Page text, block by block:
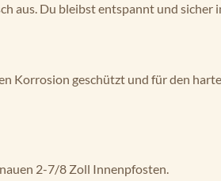
Du bleibst entspannt und sicher
Korrosion geschützt und für den
2-7/8 Zoll Innenpfosten.